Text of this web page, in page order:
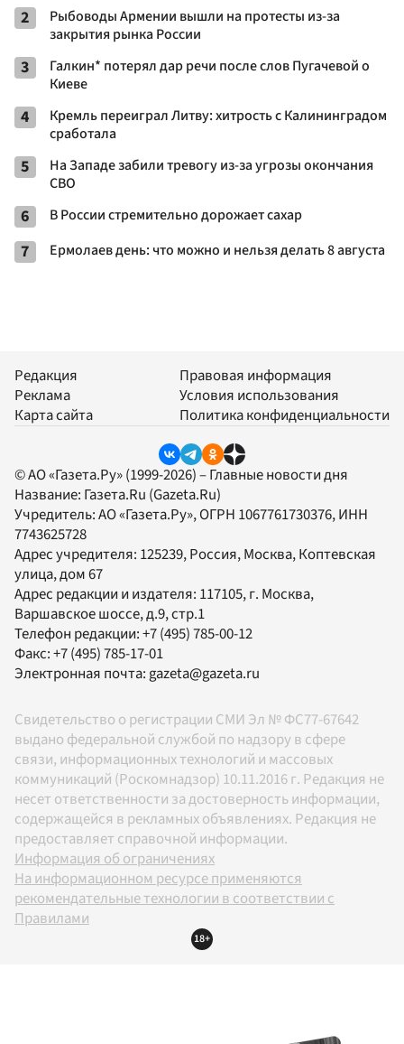
2
Рыбоводы Армении вышли на протесты из-за
закрытия рынка России
3
Галкин* потерял дар речи после слов Пугачевой о
Киеве
4
Кремль переиграл Литву: хитрость с Калининградом
сработала
5
На Западе забили тревогу из-за угрозы окончания
СВО
6 В России стремительно дорожает сахар
7 Ермолаев день: что можно и нельзя делать 8 августа
Редакция
Реклама
Карта сайта
Правовая информация
Условия использования
Политика конфиденциальности
© АО «Газета.Ру» (1999-2026) – Главные новости дня
Название: Газета.Ru (Gazeta.Ru)
Учредитель:АО «Газета.Ру», ОГРН 1067761730376, ИНН
7743625728
Адрес учредителя: 125239, Россия, Москва, Коптевская
улица, дом 67
Адрес редакции и издателя: 117105, г. Москва,
Варшавское шоссе, д.9, стр.1
Телефон редакции:+7 (495) 785-00-12
Факс:+7 (495) 785-17-01
Электронная почта:gazeta@gazeta.ru
Свидетельство о регистрации СМИ Эл № ФС77-67642
выдано федеральной службой по надзору в сфере
связи, информационных технологий и массовых
коммуникаций (Роскомнадзор) 10.11.2016 г. Редакция не
несет ответственности за достоверность информации,
содержащейся в рекламных объявлениях. Редакция не
предоставляет справочной информации.
Информация об ограничениях
На информационном ресурсе применяются
рекомендательные технологии в соответствии с
Правилами
18+